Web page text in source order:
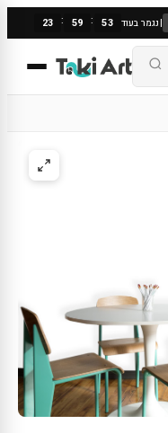
|נגמר בעוד 23 : 59 : 52